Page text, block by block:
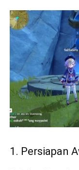
1. Persiapan